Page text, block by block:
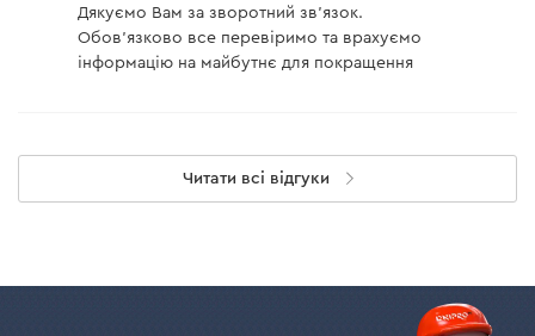
Дякуємо Вам за зворотний зв'язок.
Обов'язково все перевіримо та врахуємо
інформацію на майбутнє для покращення
Читати всі відгуки